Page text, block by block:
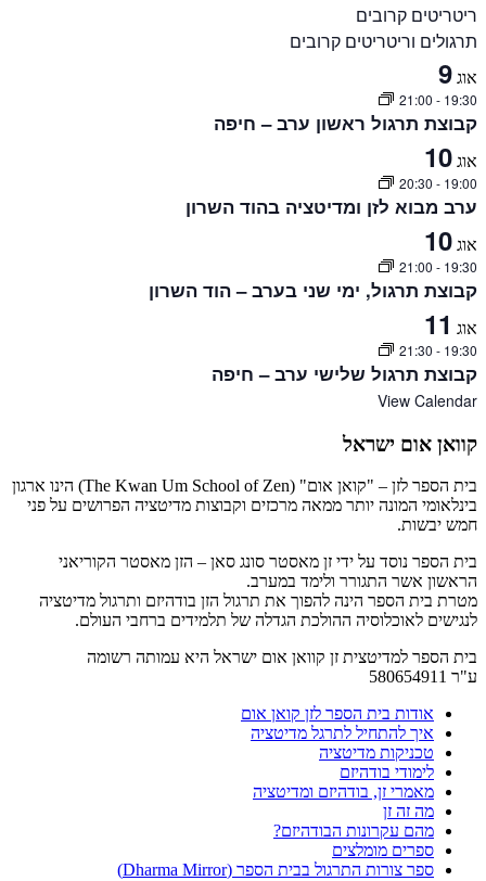
ריטריטים קרובים
תרגולים וריטריטים קרובים
אוג 9
19:30
-
21:00
קבוצת תרגול ראשון ערב – חיפה
אוג 10
19:00
-
20:30
ערב מבוא לזן ומדיטציה בהוד השרון
אוג 10
19:30
-
21:00
קבוצת תרגול, ימי שני בערב – הוד השרון
אוג 11
19:30
-
21:30
קבוצת תרגול שלישי ערב – חיפה
View Calendar
קוואן אום ישראל
בית הספר לזן – "קואן אום" (The Kwan Um School of Zen) הינו ארגון
בינלאומי המונה יותר ממאה מרכזים וקבוצות מדיטציה הפרושים על פני
חמש יבשות.
בית הספר נוסד על ידי זן מאסטר סונג סאן – הזן מאסטר הקוריאני
הראשון אשר התגורר ולימד במערב.
מטרת בית הספר הינה להפוך את תרגול הזן בודהיזם ותרגול מדיטציה
לנגישים לאוכלוסיה ההולכת הגדלה של תלמידים ברחבי העולם.
בית הספר למדיטצית זן קוואן אום ישראל היא עמותה רשומה
ע"ר 580654911
אודות בית הספר לזן קואן אום
איך להתחיל לתרגל מדיטציה
טכניקות מדיטציה
לימודי בודהיזם
מאמרי זן, בודהיזם ומדיטציה
מה זה זן
מהם עקרונות הבודהיזם?
ספרים מומלצים
ספר צורות התרגול בבית הספר (Dharma Mirror)